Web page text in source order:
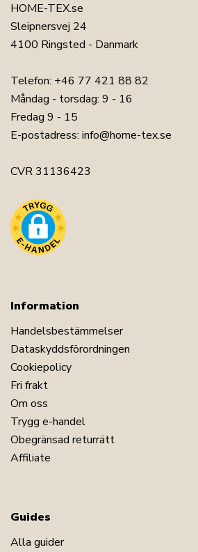
HOME-TEX.se
Sleipnersvej 24
4100 Ringsted - Danmark
Telefon: +46 77 421 88 82
Måndag - torsdag: 9 - 16
Fredag 9 - 15
E-postadress: info@home-tex.se
CVR 31136423
Information
Handelsbestämmelser
Dataskyddsförordningen
Cookiepolicy
Fri frakt
Om oss
Trygg e-handel
Obegränsad returrätt
Affiliate
Guides
Alla guider